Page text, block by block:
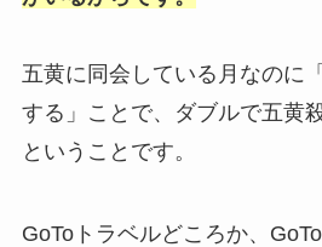
五黄に同会している月なのに
する」ことで、ダブルで五黄
ということです。
GoToトラベルどころか、